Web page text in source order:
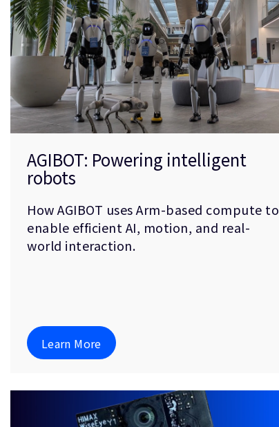
AGIBOT: Powering intelligent
robots
How AGIBOT uses Arm-based compute to
enable efficient AI, motion, and real-
world interaction.
Learn More